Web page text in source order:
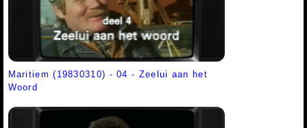
Maritiem (19830310) - 04 - Zeelui aan het
Woord